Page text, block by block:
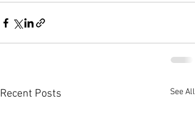
Recent Posts See All